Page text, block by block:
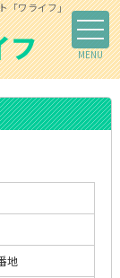
「ワライフ」
地